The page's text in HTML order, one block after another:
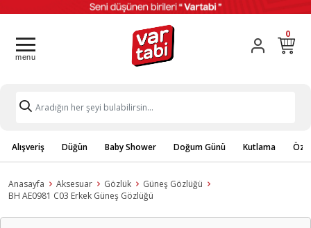
0
Alışveriş Düğün Baby Shower Doğum Günü Kutlama
Anasayfa Aksesuar Gözlük
Güneş Gözlüğü
BH AE0981 C03 Erkek Güneş Gözlüğü